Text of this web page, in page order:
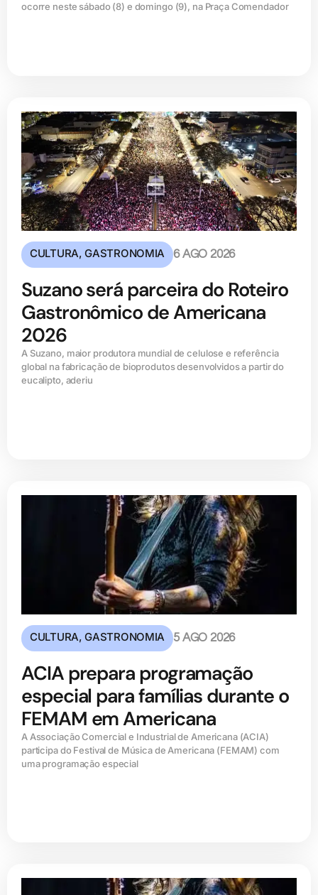
ocorre neste sábado (8) e domingo (9), na Praça Comendador
CULTURA,GASTRONOMIA 6 AGO 2026
Suzano será parceira do Roteiro
Gastronômico de Americana
2026
A Suzano, maior produtora mundial de celulose e referência
global na fabricação de bioprodutos desenvolvidos a partir do
eucalipto, aderiu
CULTURA,GASTRONOMIA 5 AGO 2026
ACIA prepara programação
especial para famílias durante o
FEMAM em Americana
A Associação Comercial e Industrial de Americana (ACIA)
participa do Festival de Música de Americana (FEMAM) com
uma programação especial